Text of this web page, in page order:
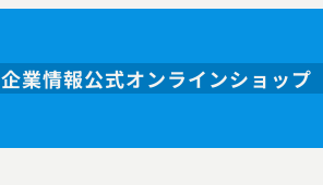
企業情報公式オンラインショップ